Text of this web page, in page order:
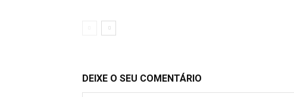
DEIXE O SEU COMENTÁRIO